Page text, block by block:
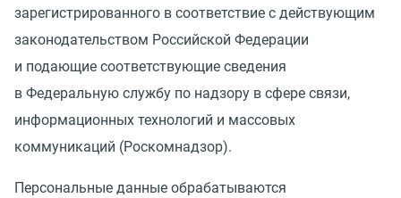
зарегистрированного в соответствие с действующим
законодательством Российской Федерации
и подающие соответствующие сведения
в Федеральную службу по надзору в сфере связи,
информационных технологий и массовых
коммуникаций (Роскомнадзор).
Персональные данные обрабатываются